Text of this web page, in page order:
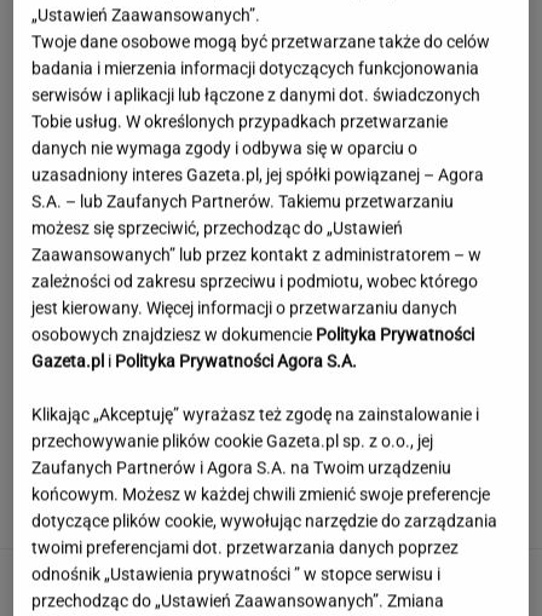
To najdłuższe jezioro w Polsce. Ma aż 16 wysp
Umiesz się zachować? Sprawdź to w quizie z
zasad savoir vivre!
"Mam nadzieję, że zrobią trzecią część". Po 20
latach wywołał burzę
„Ustawień Zaawansowanych”.
Twoje dane osobowe mogą być przetwarzane także do celów
badania i mierzenia informacji dotyczących funkcjonowania
serwisów i aplikacji lub łączone z danymi dot. świadczonych
Tobie usług. W określonych przypadkach przetwarzanie
danych nie wymaga zgody i odbywa się w oparciu o
uzasadniony interes Gazeta.pl, jej spółki powiązanej – Agora
S.A. – lub Zaufanych Partnerów. Takiemu przetwarzaniu
możesz się sprzeciwić, przechodząc do „Ustawień
Zaawansowanych” lub przez kontakt z administratorem – w
zależności od zakresu sprzeciwu i podmiotu, wobec którego
jest kierowany. Więcej informacji o przetwarzaniu danych
osobowych znajdziesz w dokumencie Polityka Prywatności
Gazeta.pl i Polityka Prywatności Agora S.A.
Klikając „Akceptuję” wyrażasz też zgodę na zainstalowanie i
przechowywanie plików cookie Gazeta.pl sp. z o.o., jej
Zaufanych Partnerów i Agora S.A. na Twoim urządzeniu
końcowym. Możesz w każdej chwili zmienić swoje preferencje
dotyczące plików cookie, wywołując narzędzie do zarządzania
twoimi preferencjami dot. przetwarzania danych poprzez
odnośnik „Ustawienia prywatności ” w stopce serwisu i
przechodząc do „Ustawień Zaawansowanych”. Zmiana